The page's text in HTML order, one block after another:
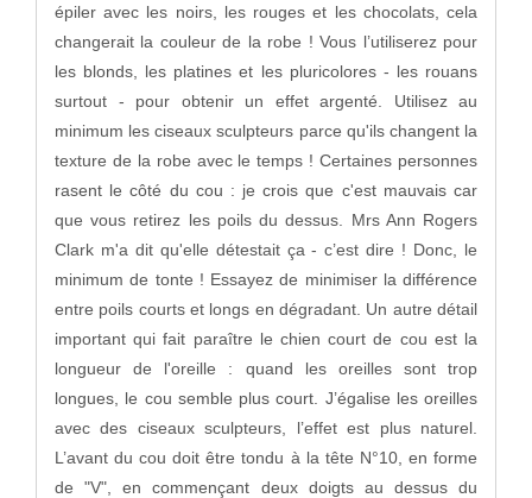
épiler avec les noirs, les rouges et les chocolats, cela
changerait la couleur de la robe ! Vous l’utiliserez pour
les blonds, les platines et les pluricolores - les rouans
surtout - pour obtenir un effet argenté. Utilisez au
minimum les ciseaux sculpteurs parce qu'ils changent la
texture de la robe avec le temps ! Certaines personnes
rasent le côté du cou : je crois que c'est mauvais car
que vous retirez les poils du dessus. Mrs Ann Rogers
Clark m'a dit qu'elle détestait ça - c’est dire ! Donc, le
minimum de tonte ! Essayez de minimiser la différence
entre poils courts et longs en dégradant. Un autre détail
important qui fait paraître le chien court de cou est la
longueur de l'oreille : quand les oreilles sont trop
longues, le cou semble plus court. J’égalise les oreilles
avec des ciseaux sculpteurs, l’effet est plus naturel.
L’avant du cou doit être tondu à la tête N°10, en forme
de "V", en commençant deux doigts au dessus du